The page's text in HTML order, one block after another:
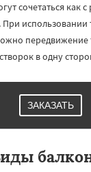
сочетаться как
использовании
передвижение
створок в одну
ЗАКАЗАТЬ